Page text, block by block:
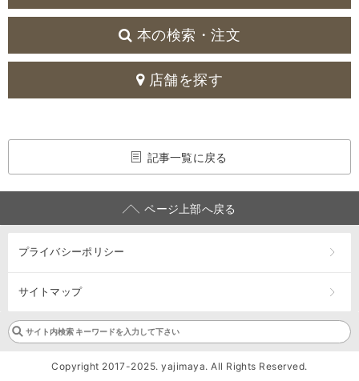
本の検索・注文
店舗を探す
記事一覧に戻る
ページ上部へ戻る
プライバシーポリシー
サイトマップ
Copyright 2017-2025. yajimaya. All Rights Reserved.